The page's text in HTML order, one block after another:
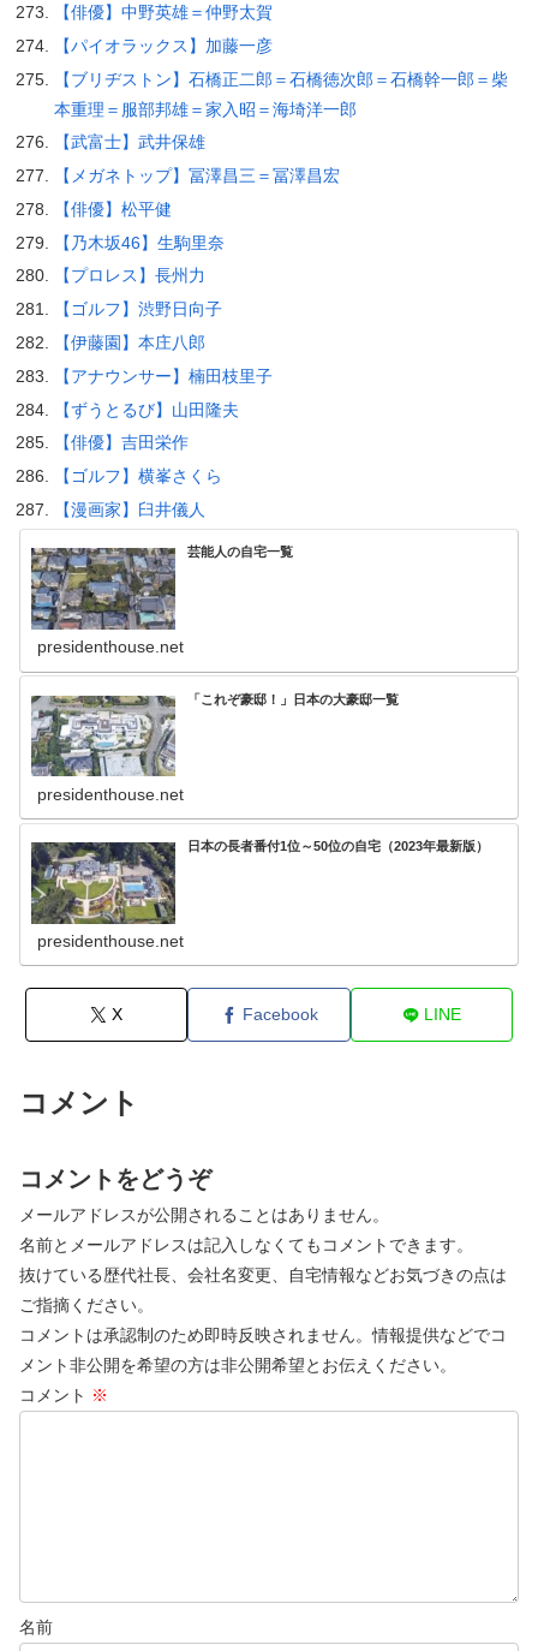
【俳優】中野英雄＝仲野太賀
【パイオラックス】加藤一彦
【ブリヂストン】石橋正二郎＝石橋徳次郎＝石橋幹一郎＝柴
本重理＝服部邦雄＝家入昭＝海埼洋一郎
【武富士】武井保雄
【メガネトップ】冨澤昌三＝冨澤昌宏
【俳優】松平健
【乃木坂46】生駒里奈
【プロレス】長州力
【ゴルフ】渋野日向子
【伊藤園】本庄八郎
【アナウンサー】楠田枝里子
【ずうとるび】山田隆夫
【俳優】吉田栄作
【ゴルフ】横峯さくら
【漫画家】臼井儀人
芸能人の自宅一覧
presidenthouse.net
「これぞ豪邸！」日本の大豪邸一覧
presidenthouse.net
日本の長者番付1位～50位の自宅（2023年最新版）
presidenthouse.net
X Facebook LINE
コメント
コメントをどうぞ
メールアドレスが公開されることはありません。
名前とメールアドレスは記入しなくてもコメントできます。
抜けている歴代社長、会社名変更、自宅情報などお気づきの点は
ご指摘ください。
コメントは承認制のため即時反映されません。情報提供などでコ
メント非公開を希望の方は非公開希望とお伝えください。
コメント ※
名前